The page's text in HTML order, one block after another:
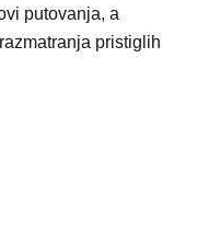
putovanja, a
pristiglih